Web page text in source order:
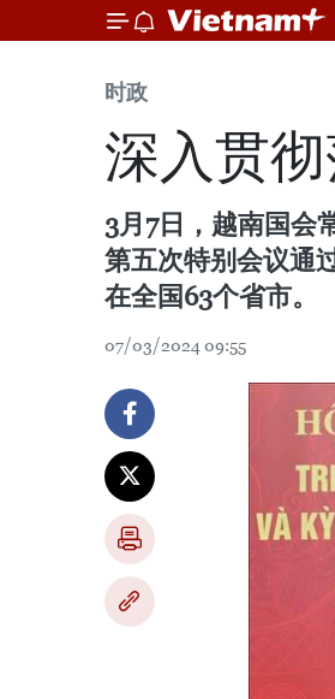
时政
深入贯
3月7日，越南国会
第五次特别会议通
在全国63个省市。
07/03/2024 09:55